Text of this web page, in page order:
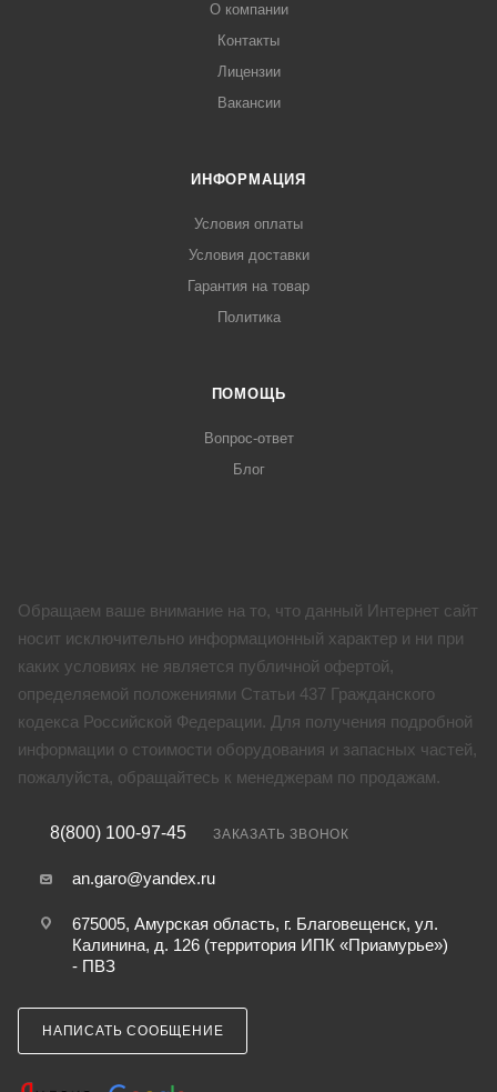
О компании
Контакты
Лицензии
Вакансии
ИНФОРМАЦИЯ
Условия оплаты
Условия доставки
Гарантия на товар
Политика
ПОМОЩЬ
Вопрос-ответ
Блог
Обращаем ваше внимание на то, что данный Интернет сайт
носит исключительно информационный характер и ни при
каких условиях не является публичной офертой,
определяемой положениями Статьи 437 Гражданского
кодекса Российской Федерации. Для получения подробной
информации о стоимости оборудования и запасных частей,
пожалуйста, обращайтесь к менеджерам по продажам.
8(800) 100-97-45 ЗАКАЗАТЬ ЗВОНОК
an.garo@yandex.ru
675005, Амурская область, г. Благовещенск, ул.
Калинина, д. 126 (территория ИПК «Приамурье»)
- ПВЗ
НАПИСАТЬ СООБЩЕНИЕ